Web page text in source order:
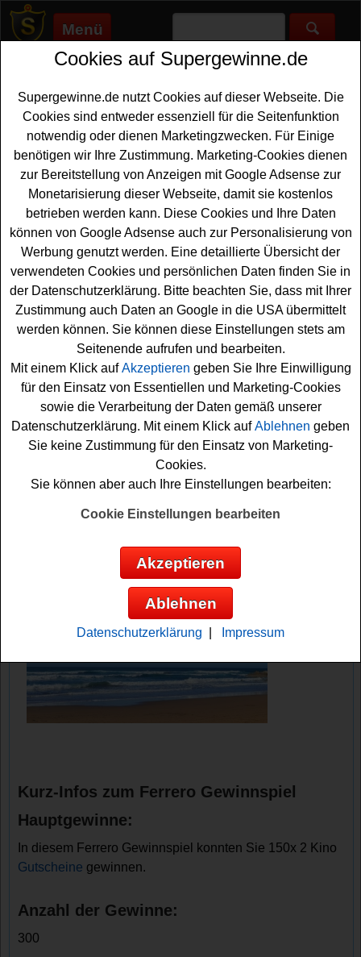
Menü
Supergewinne.de>Gewinnspiele>Freikarten Gewinnspiele
Anzeige:
Anzeige:
Ferrero Gewinnspiel - Kino
Gutscheine gewinnen
Alle Kino-Fans unter den Gewinnern sollten bei diesem
kostenlosen Ferrero Gewinnspiel mitmachen. Ferrero
verlost insgesamt 300 MovieChoiceGutscheine- und mit
etwas Glück können Sie einen davon gewinnen. Falls
Sie an der Verlosung teilnehmen möchten, müssen Sie
nur kurz das Formular ausfüllen und den kostenlosen
Newsletter abonnieren. Vielleicht haben Sie Glück? Auf
jeden Fall drücken wir schon einmal fest die Daumen.
Viel Erfolg bei diesem tollen Gewinnspiel von Ferrero!
Ferrero verlost 150x 2 Kino Gutscheine
Anzeige:
Kurz-Infos zum Ferrero Gewinnspiel
Hauptgewinne:
In diesem Ferrero Gewinnspiel konnten Sie 150x 2 Kino
Gutscheine gewinnen.
Anzahl der Gewinne:
300
Cookies auf Supergewinne.de
Supergewinne.de nutzt Cookies auf dieser Webseite. Die
Cookies sind entweder essenziell für die Seitenfunktion
notwendig oder dienen Marketingzwecken. Für Einige
benötigen wir Ihre Zustimmung. Marketing-Cookies dienen
zur Bereitstellung von Anzeigen mit Google Adsense zur
Monetarisierung dieser Webseite, damit sie kostenlos
betrieben werden kann. Diese Cookies und Ihre Daten
können von Google Adsense auch zur Personalisierung von
Werbung genutzt werden. Eine detaillierte Übersicht der
verwendeten Cookies und persönlichen Daten finden Sie in
der Datenschutzerklärung. Bitte beachten Sie, dass mit Ihrer
Zustimmung auch Daten an Google in die USA übermittelt
werden können. Sie können diese Einstellungen stets am
Seitenende aufrufen und bearbeiten.
Mit einem Klick aufAkzeptieren geben Sie Ihre Einwilligung
für den Einsatz von Essentiellen und Marketing-Cookies
sowie die Verarbeitung der Daten gemäß unserer
Datenschutzerklärung. Mit einem Klick aufAblehnen geben
Sie keine Zustimmung für den Einsatz von Marketing-
Cookies.
Sie können aber auch Ihre Einstellungen bearbeiten:
Cookie Einstellungen bearbeiten
Akzeptieren
Ablehnen
Datenschutzerklärung Impressum